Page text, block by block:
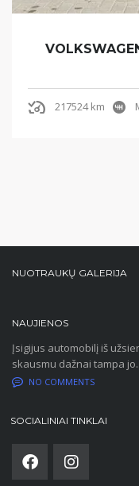
217524 km
NUOTRAUKŲ GALERIJA
NAUJIENOS
Įsigijus automobilį iš
skausmu dažnai tampa
NO COMMENTS
SOCIALINIAI TINKLAI